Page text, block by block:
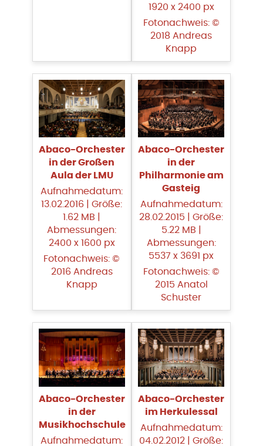
1920 x 2400 px
Fotonachweis: ©
2018 Andreas
Knapp
Abaco-Orchester
in der Großen
Aula der LMU
Aufnahmedatum:
13.02.2016 | Größe:
1.62 MB |
Abmessungen:
2400 x 1600 px
Fotonachweis: ©
2016 Andreas
Knapp
Abaco-Orchester
in der
Philharmonie am
Gasteig
Aufnahmedatum:
28.02.2015 | Größe:
5.22 MB |
Abmessungen:
5537 x 3691 px
Fotonachweis: ©
2015 Anatol
Schuster
Abaco-Orchester
in der
Musikhochschule
Aufnahmedatum:
Abaco-Orchester
im Herkulessal
Aufnahmedatum:
04.02.2012 | Größe: